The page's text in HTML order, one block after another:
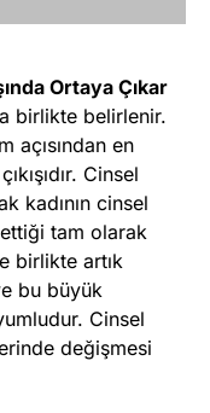
Ortaya Çıkar
birlikte belirlenir.
açısından en
Cinsel
kadının cinsel
tam olarak
birlikte artık
bu büyük
Cinsel
değişmesi